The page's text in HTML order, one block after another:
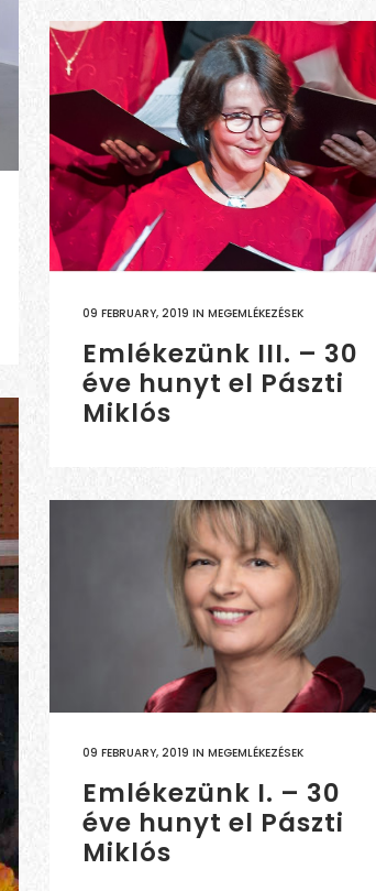
09 FEBRUARY, 2019 IN MEGEMLÉKEZÉSEK
Emlékezünk III. – 30
éve hunyt el Pászti
Miklós
09 FEBRUARY, 2019 IN MEGEMLÉKEZÉSEK
Emlékezünk I. – 30
éve hunyt el Pászti
Miklós